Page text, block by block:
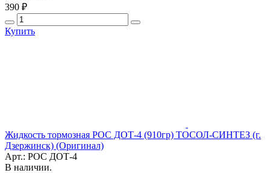
390 ₽
Купить
Жидкость тормозная РОС ДОТ-4 (910гр) ТОСОЛ-СИНТЕЗ (г.
Дзержинск) (Оригинал)
Арт.: РОС ДОТ-4
В наличии.